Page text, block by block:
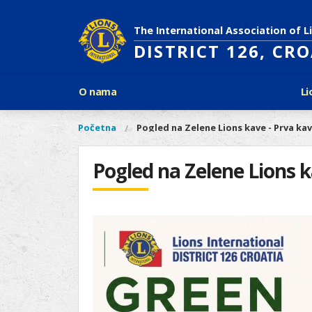
The International Association of
DISTRICT 126,
izbornik
O nama
Povijest Lions Internationala
Ciljevi predsjednika LCI
Što treba znati o Lionsima?
Područja djelovanja
Zaštita okoliša
Rak kod djece
Linkovi
izbornik
nama
Aktivnosti
Vi
ste
ovdje
Početna Pogled na Zelene Lions kave - Prva
Pogled na Zelene Lions